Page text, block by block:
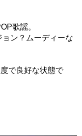
歌謡。
ン？ムーディーな
で良好な状態で